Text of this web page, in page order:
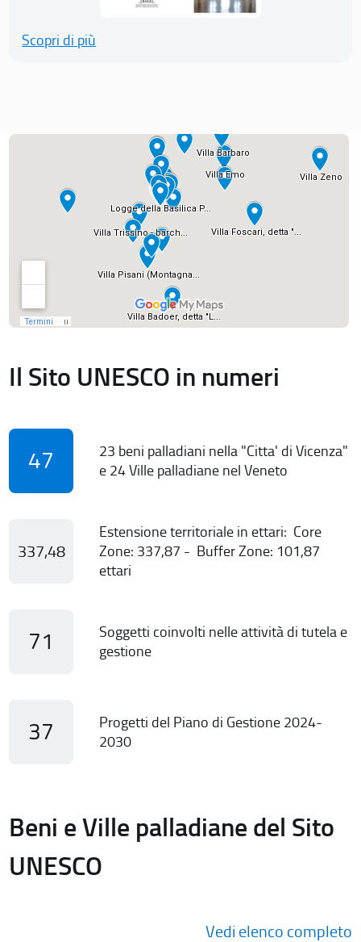
Scopri di più
Il Sito UNESCO in numeri
47
23 beni palladiani nella "Citta' di Vicenza"
e 24 Ville palladiane nel Veneto
337,48
Estensione territoriale in ettari: Core
Zone: 337,87 - Buffer Zone: 101,87
ettari
71
Soggetti coinvolti nelle attività di tutela e
gestione
37
Progetti del Piano di Gestione 2024-
2030
Beni e Ville palladiane del Sito
UNESCO
Vedi elenco completo